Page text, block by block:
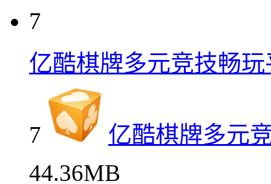
7
亿酷棋牌多元竞技畅玩
7
亿酷棋牌多元
44.36MB